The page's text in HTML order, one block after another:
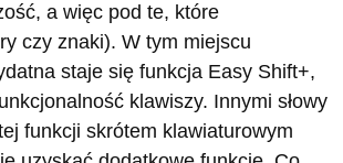
a więc pod te, które
czy znaki). W tym miejscu
staje się funkcja Easy Shift+,
klawiszy. Innymi słowy
funkcji skrótem klawiaturowym